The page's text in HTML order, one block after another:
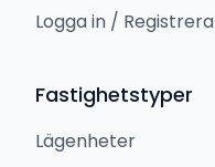
Logga in / Registrera
Fastighetstyper
Lägenheter